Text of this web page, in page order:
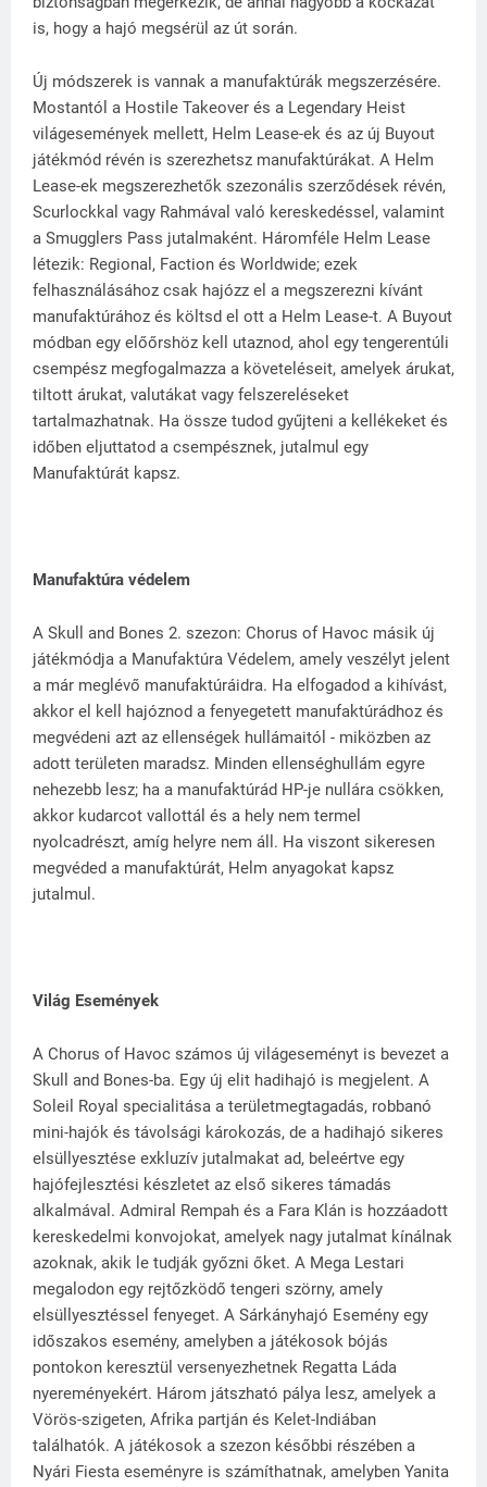
is, hogy a hajó megsérül az út során.
Új módszerek is vannak a manufaktúrák megszerzésére.
Mostantól a Hostile Takeover és a Legendary Heist
világesemények mellett, Helm Lease-ek és az új Buyout
játékmód révén is szerezhetsz manufaktúrákat. A Helm
Lease-ek megszerezhetők szezonális szerződések révén,
Scurlockkal vagy Rahmával való kereskedéssel, valamint
a Smugglers Pass jutalmaként. Háromféle Helm Lease
létezik: Regional, Faction és Worldwide; ezek
felhasználásához csak hajózz el a megszerezni kívánt
manufaktúrához és költsd el ott a Helm Lease-t. A Buyout
módban egy előőrshöz kell utaznod, ahol egy tengerentúli
csempész megfogalmazza a követeléseit, amelyek árukat,
tiltott árukat, valutákat vagy felszereléseket
tartalmazhatnak. Ha össze tudod gyűjteni a kellékeket és
időben eljuttatod a csempésznek, jutalmul egy
Manufaktúrát kapsz.
Manufaktúra védelem
A Skull and Bones 2. szezon: Chorus of Havoc másik új
játékmódja a Manufaktúra Védelem, amely veszélyt jelent
a már meglévő manufaktúráidra. Ha elfogadod a kihívást,
akkor el kell hajóznod a fenyegetett manufaktúrádhoz és
megvédeni azt az ellenségek hullámaitól - miközben az
adott területen maradsz. Minden ellenséghullám egyre
nehezebb lesz; ha a manufaktúrád HP-je nullára csökken,
akkor kudarcot vallottál és a hely nem termel
nyolcadrészt, amíg helyre nem áll. Ha viszont sikeresen
megvéded a manufaktúrát, Helm anyagokat kapsz
jutalmul.
Világ Események
A Chorus of Havoc számos új világeseményt is bevezet a
Skull and Bones-ba. Egy új elit hadihajó is megjelent. A
Soleil Royal specialitása a területmegtagadás, robbanó
mini-hajók és távolsági károkozás, de a hadihajó sikeres
elsüllyesztése exkluzív jutalmakat ad, beleértve egy
hajófejlesztési készletet az első sikeres támadás
alkalmával. Admiral Rempah és a Fara Klán is hozzáadott
kereskedelmi konvojokat, amelyek nagy jutalmat kínálnak
azoknak, akik le tudják győzni őket. A Mega Lestari
megalodon egy rejtőzködő tengeri szörny, amely
elsüllyesztéssel fenyeget. A Sárkányhajó Esemény egy
időszakos esemény, amelyben a játékosok bójás
pontokon keresztül versenyezhetnek Regatta Láda
nyereményekért. Három játszható pálya lesz, amelyek a
Vörös-szigeten, Afrika partján és Kelet-Indiában
találhatók. A játékosok a szezon későbbi részében a
Nyári Fiesta eseményre is számíthatnak, amelyben Yanita